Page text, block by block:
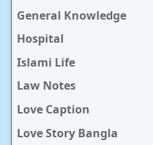
General Knowledge
Hospital
Islami Life
Law Notes
Love Caption
Love Story Bangla